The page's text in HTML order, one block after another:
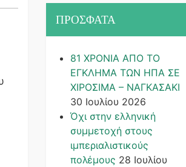
ΠΡΟΣΦΑΤΑ
81 ΧΡΟΝΙΑ ΑΠΟ ΤΟ
ΕΓΚΛΗΜΑ ΤΩΝ ΗΠΑ ΣΕ
ΧΙΡΟΣΙΜΑ – ΝΑΓΚΑΣΑΚΙ
30 Ιουλίου 2026
Όχι στην ελληνική
συμμετοχή στους
ιμπεριαλιστικούς
πολέμους 28 Ιουλίου